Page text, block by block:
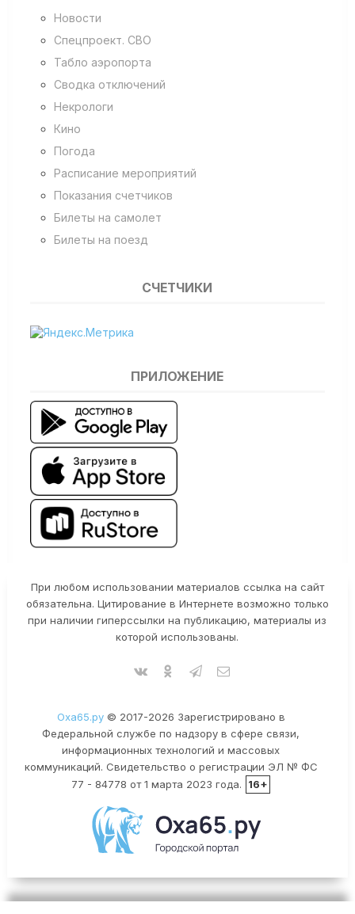
Новости
Спецпроект. СВО
Табло аэропорта
Сводка отключений
Некрологи
Кино
Погода
Расписание мероприятий
Показания счетчиков
Билеты на самолет
Билеты на поезд
СЧЕТЧИКИ
ПРИЛОЖЕНИЕ
При любом использовании материалов ссылка на сайт
обязательна. Цитирование в Интернете возможно только
при наличии гиперссылки на публикацию, материалы из
которой использованы.
Оха65.ру© 2017-2026 Зарегистрировано в
Федеральной службе по надзору в сфере связи,
информационных технологий и массовых
коммуникаций. Свидетельство о регистрации ЭЛ № ФС
77 - 84778 от 1 марта 2023 года.
16+